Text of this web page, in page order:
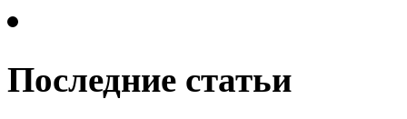
Последние статьи